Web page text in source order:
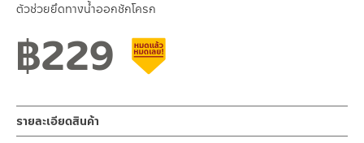
ตัวช่วยยึดทางน้ำออกชักโครก
฿229
รายละเอียดสินค้า